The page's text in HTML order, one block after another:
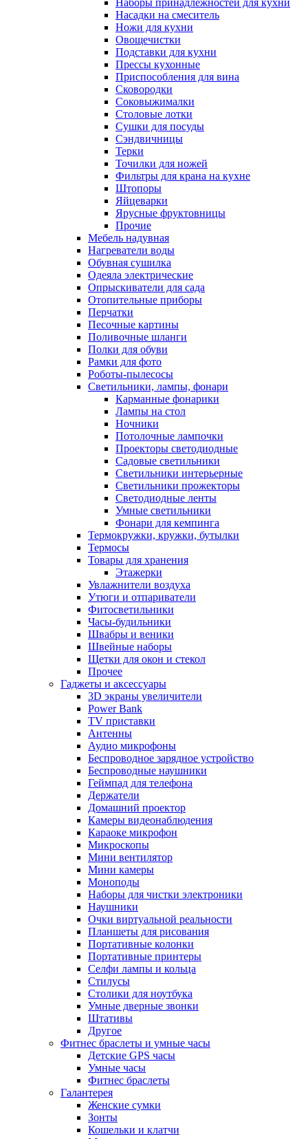
Наборы принадлежностей для кухни
Насадки на смеситель
Ножи для кухни
Овощечистки
Подставки для кухни
Прессы кухонные
Приспособления для вина
Сковородки
Соковыжималки
Столовые лотки
Сушки для посуды
Сэндвичницы
Терки
Точилки для ножей
Фильтры для крана на кухне
Штопоры
Яйцеварки
Ярусные фруктовницы
Прочие
Мебель надувная
Нагреватели воды
Обувная сушилка
Одеяла электрические
Опрыскиватели для сада
Отопительные приборы
Перчатки
Песочные картины
Поливочные шланги
Полки для обуви
Рамки для фото
Роботы-пылесосы
Светильники, лампы, фонари
Карманные фонарики
Лампы на стол
Ночники
Потолочные лампочки
Проекторы светодиодные
Садовые светильники
Светильники интерьерные
Светильники прожекторы
Светодиодные ленты
Умные светильники
Фонари для кемпинга
Термокружки, кружки, бутылки
Термосы
Товары для хранения
Этажерки
Увлажнители воздуха
Утюги и отпариватели
Фитосветильники
Часы-будильники
Швабры и веники
Швейные наборы
Щетки для окон и стекол
Прочее
Гаджеты и аксессуары
3D экраны увеличители
Power Bank
TV приставки
Антенны
Аудио микрофоны
Беспроводное зарядное устройство
Беспроводные наушники
Геймпад для телефона
Держатели
Домашний проектор
Камеры видеонаблюдения
Караоке микрофон
Микроскопы
Мини вентилятор
Мини камеры
Моноподы
Наборы для чистки электроники
Наушники
Очки виртуальной реальности
Планшеты для рисования
Портативные колонки
Портативные принтеры
Селфи лампы и кольца
Стилусы
Столики для ноутбука
Умные дверные звонки
Штативы
Другое
Фитнес браслеты и умные часы
Детские GPS часы
Умные часы
Фитнес браслеты
Галантерея
Женские сумки
Зонты
Кошельки и клатчи